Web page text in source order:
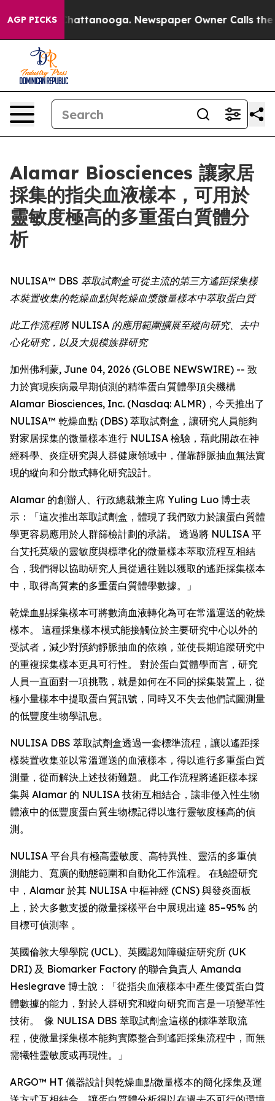
AGP PICKS
in Chattanooga. Newspaper Owner Calls the
Alamar Biosciences 讓家居
採集的指尖血液樣本，可用於
靈敏度極高的多重蛋白質體分
析
NULISA™ DBS 萃取試劑盒可從主流的第三方遙距採集樣
本裝置收集的乾燥血點與乾燥血漿微量樣本中萃取蛋白質
此工作流程將 NULISA 的應用範圍擴展至縱向研究、去中
心化研究，以及大規模族群研究
加州佛利蒙, June 04, 2026 (GLOBE NEWSWIRE) -- 致
力於實現疾病最早期偵測的精準蛋白質體學頂尖機構
Alamar Biosciences, Inc. (Nasdaq: ALMR)，今天推出了
NULISA™ 乾燥血點 (DBS) 萃取試劑盒，讓研究人員能夠
對家居採集的微量樣本進行 NULISA 檢驗，藉此開啟在神
經科學、炎症研究與人群健康領域中，僅靠靜脈抽血無法實
現的縱向和分散式轉化研究設計。
Alamar 的創辦人、行政總裁兼主席 Yuling Luo 博士表
示：「這次推出萃取試劑盒，體現了我們致力於讓蛋白質體
學更容易應用於人群篩檢計劃的承諾。 透過將 NULISA 平
台艾托莫級的靈敏度與標準化的微量樣本萃取流程互相結
合，我們得以協助研究人員從過往難以獲取的遙距採集樣本
中，取得高質素的多重蛋白質體學數據。」
乾燥血點採集樣本可將數滴血液轉化為可在常溫運送的乾燥
樣本。 這種採集樣本模式能接觸位於主要研究中心以外的
受試者，減少對預約靜脈抽血的依賴，並使長期追蹤研究中
的重複採集樣本更具可行性。 對於蛋白質體學而言，研究
人員一直面對一項挑戰，就是如何在不同的採集裝置上，從
極小量樣本中提取蛋白質訊號，同時又不失去他們試圖測量
的低豐度生物學訊息。
NULISA DBS 萃取試劑盒透過一套標準流程，讓以遙距採
樣裝置收集並以常溫運送的血液樣本，得以進行多重蛋白質
測量，從而解決上述技術難題。 此工作流程將遙距樣本採
集與 Alamar 的 NULISA 技術互相結合，讓非侵入性生物
體液中的低豐度蛋白質生物標記得以進行靈敏度極高的偵
測。
NULISA 平台具有極高靈敏度、高特異性、靈活的多重偵
測能力、寬廣的動態範圍和自動化工作流程。 在驗證研究
中，Alamar 於其 NULISA 中樞神經 (CNS) 與發炎面板
上，於大多數支援的微量採樣平台中展現出達 85–95% 的
目標可偵測率 。
英國倫敦大學學院 (UCL)、英國認知障礙症研究所 (UK
DRI) 及 Biomarker Factory 的聯合負責人 Amanda
Heslegrave 博士說：「從指尖血液樣本中產生優質蛋白質
體數據的能力，對於人群研究和縱向研究而言是一項變革性
技術。 像 NULISA DBS 萃取試劑盒這樣的標準萃取流
程，使微量採集樣本能夠實際整合到遙距採集流程中，而無
需犧牲靈敏度或再現性。」
ARGO™ HT 儀器設計與乾燥血點微量樣本的簡化採集及運